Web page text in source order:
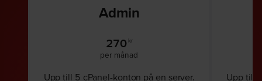
Admin
kr
270
per månad
Upp till 5 cPanel-konton på en server. Upp till